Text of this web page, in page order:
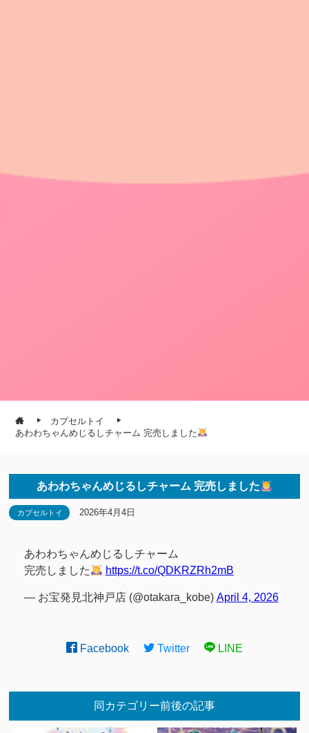
カプセルトイ
あわわちゃんめじるしチャーム 完売しました
あわわちゃんめじるしチャーム 完売しました
カプセルトイ 2026年4月4日
あわわちゃんめじるしチャーム
完売しました
https://t.co/QDKRZRh2mB
— お宝発見北神戸店 (@otakara_kobe) April 4, 2026
Facebook Twitter LINE
同カテゴリー前後の記事